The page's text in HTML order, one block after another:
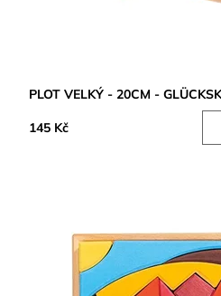
PLOT VELKÝ - 20CM -
145 Kč